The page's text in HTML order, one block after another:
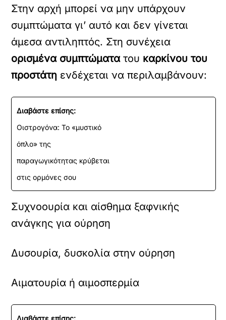
Στην αρχή μπορεί να μην υπάρχουν
συμπτώματα γι’ αυτό και δεν γίνεται
άμεσα αντιληπτός. Στη συνέχεια
ορισμένα συμπτώματατου καρκίνου του
προστάτη ενδέχεται να περιλαμβάνουν:
Διαβάστε επίσης:
Οιστρογόνα: Το «μυστικό
όπλο» της
παραγωγικότητας κρύβεται
στις ορμόνες σου
Συχνοουρία και αίσθημα ξαφνικής
ανάγκης για ούρηση
Δυσουρία, δυσκολία στην ούρηση
Αιματουρία ή αιμοσπερμία
Διαβάστε επίσης: